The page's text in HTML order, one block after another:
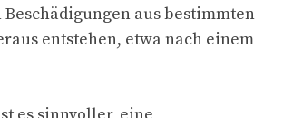
aus bestimmten
entstehen, etwa nach einem